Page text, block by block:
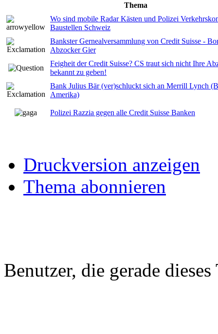
Thema
Wo sind mobile Radar Kästen und Polizei
Baustellen Schweiz
Bankster Gernealversammlung von Credit Suisse -
Abzocker Gier
Feigheit der Credit Suisse? CS traut sich nicht Ihre
bekannt zu geben!
Bank Julius Bär (ver)schluckt sich an Merrill Lynch
Amerika)
Polizei Razzia gegen alle Credit Suisse Banken
Druckversion anzeigen
Thema abonnieren
Benutzer, die gerade